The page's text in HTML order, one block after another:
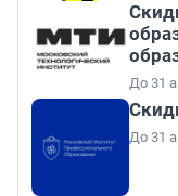
До 31
До 31